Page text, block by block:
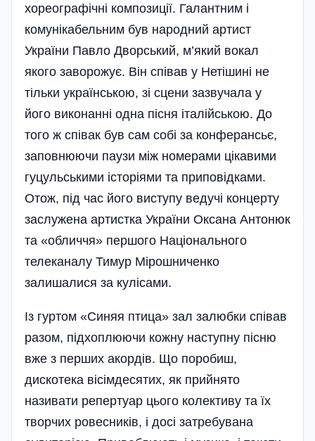
хореографічні композиції. Галантним і
комунікабельним був народний артист
України Павло Дворський, м’який вокал
якого заворожує. Він співав у Нетішині не
тільки українською, зі сцени зазвучала у
його виконанні одна пісня італійською. До
того ж співак був сам собі за конферансьє,
заповнюючи паузи між номерами цікавими
гуцульськими історіями та приповідками.
Отож, під час його виступу ведучі концерту
заслужена артистка України Оксана Антонюк
та «обличчя» першого Національного
телеканалу Тимур Мірошниченко
залишалися за кулісами.
Із гуртом «Синяя птица» зал залюбки співав
разом, підхоплюючи кожну наступну пісню
вже з перших акордів. Що поробиш,
дискотека вісімдесятих, як прийнято
називати репертуар цього колективу та їх
творчих ровесників, і досі затребувана